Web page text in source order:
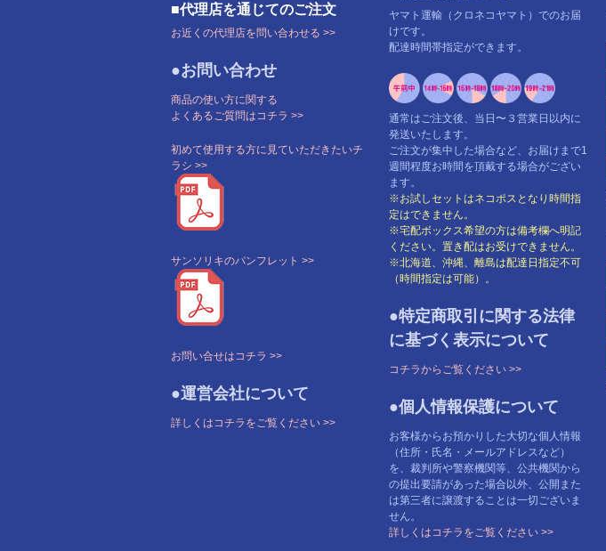
■代理店を通じてのご注文
お近くの代理店を問い合わせる >>
●お問い合わせ
商品の使い方に関する
よくあるご質問はコチラ >>
初めて使用する方に見ていただきたいチ
ラシ >>
サンソリキのパンフレット >>
お問い合せはコチラ >>
●運営会社について
詳しくはコチラをご覧ください >>
ヤマト運輸（クロネコヤマト）でのお届
けです。
配達時間帯指定ができます。
通常はご注文後、当日〜３営業日以内に
発送いたします。
ご注文が集中した場合など、お届けまで1
週間程度お時間を頂戴する場合がござい
ます。
※お試しセットはネコポスとなり時間指
定はできません。
※宅配ボックス希望の方は備考欄へ明記
ください。置き配はお受けできません。
※北海道、沖縄、離島は配達日指定不可
（時間指定は可能）。
●特定商取引に関する法律
に基づく表示について
コチラからご覧ください >>
●個人情報保護について
お客様からお預かりした大切な個人情報
（住所・氏名・メールアドレスなど）
を、裁判所や警察機関等、公共機関から
の提出要請があった場合以外、公開また
は第三者に譲渡することは一切ございま
せん。
詳しくはコチラをご覧ください >>